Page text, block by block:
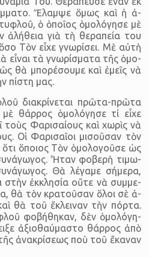
Ἔ­λαμψε ὅμως καὶ ἡ ἀ­
ὁ ὁ­ποῖος ὁ­μο­λό­γησε μὲ
ἀ­λή­θεια γιὰ τὴ θε­ρα­πεία του
Τὸν εἶχε γνω­ρί­σει. Μὲ αὐτὴ
εἶ­ναι τὰ γνω­ρί­σματα τῆς ὁ­μο­
θὰ μπο­ρέ­σουμε καὶ ἐ­μεῖς νὰ
πί­στη μας.
δι­α­κρί­νε­ται πρῶτα-πρῶτα
θάρ­ρος ὁ­μο­λό­γησε τί εἶχε
τοὺς Φα­ρι­σαί­ους καὶ χωρὶς νὰ
Οἱ Φα­ρι­σαῖοι μι­σοῦ­σαν τὸν
ὅτι ὅ­ποιος Τὸν ὁ­μο­λο­γοῦσε ὡς
Ἦταν φο­βερὴ τι­μω­
Θὰ λέ­γαμε σή­μερα,
στὴν ἐκ­κλη­σία οὔτε νὰ συμ­με­
θὰ τὸν κρα­τοῦ­σαν ὅ­λοι σὲ ἀ­
θὰ τοῦ ἔ­κλει­ναν τὴν πόρτα.
φο­βή­θη­καν, δὲν ὁ­μο­λό­γη­
ἀ­ξι­ο­θαύ­μα­στο θάρ­ρος ἀπὸ
ἀ­να­κρί­σεως ποὺ τοῦ ἔ­κα­ναν